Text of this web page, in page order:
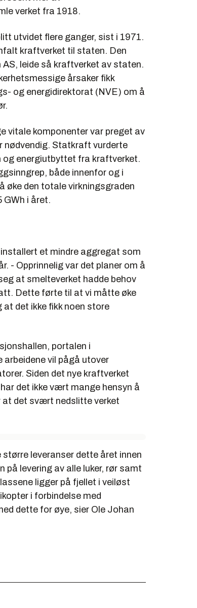
verket fra 1918.
utvidet flere ganger, sist i 1971.
kraftverket til staten. Den
leide så kraftverket av staten.
årsaker fikk
og energidirektorat (NVE) om å
vitale komponenter var preget av
nødvendig. Statkraft vurderte
og energiutbyttet fra kraftverket.
både innenfor og i
øke den totale virkningsgraden
GWh i året.
et mindre aggregat som
- Opprinnelig var det planer om å
at smelteverket hadde behov
Dette førte til at vi måtte øke
at det ikke fikk noen store
portalen i
vil pågå utover
Siden det nye kraftverket
det ikke vært mange hensyn å
at det svært nedslitte verket
større leveranser dette året innen
levering av alle luker, rør samt
ligger på fjellet i veiløst
i forbindelse med
dette for øye, sier Ole Johan